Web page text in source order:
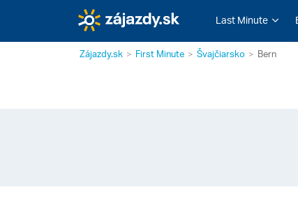
Last Minute
Zájazdy.sk First Minute Švajčiarsko Bern